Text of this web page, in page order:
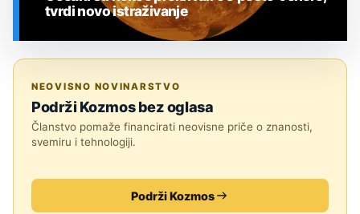
tvrdi novo istraživanje
NEOVISNO NOVINARSTVO
Podrži Kozmos bez oglasa
Članstvo pomaže financirati neovisne priče o znanosti,
svemiru i tehnologiji.
Podrži Kozmos